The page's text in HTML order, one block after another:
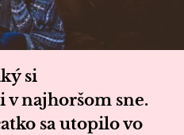
si
v najhoršom sne.
sa utopilo vo